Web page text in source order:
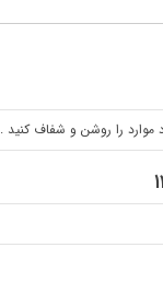
را روشن و شفاف کنید .